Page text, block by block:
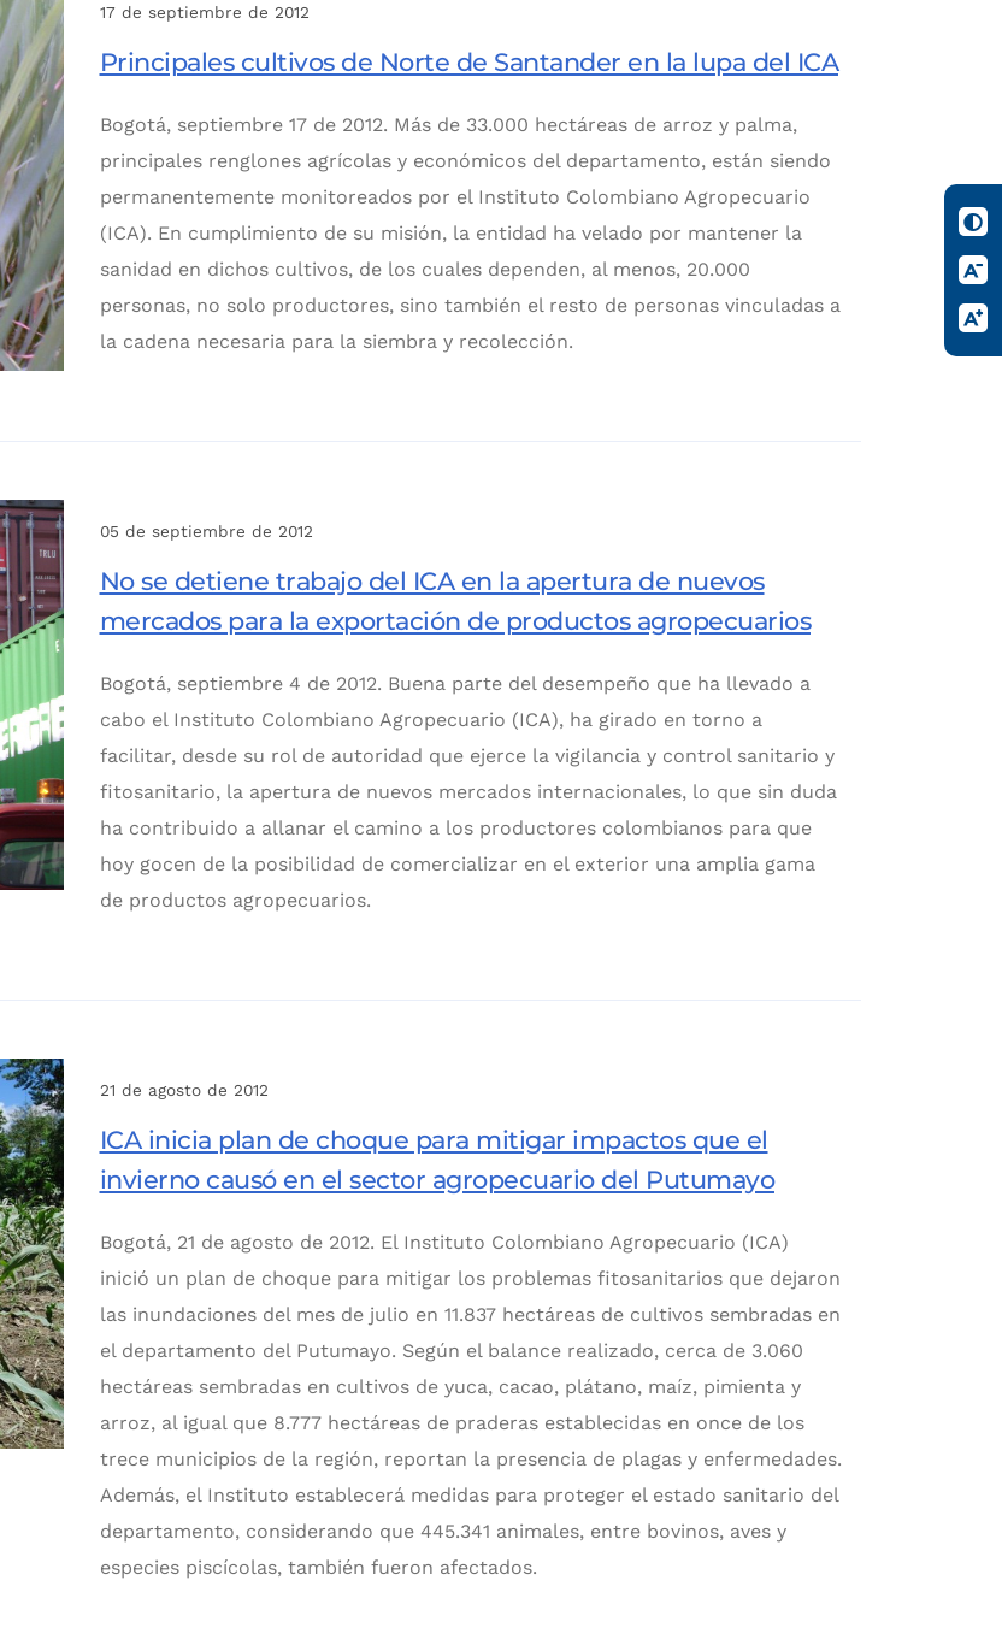
17 de septiembre de 2012
Principales cultivos de Norte de Santander en la lupa del ICA
Bogotá, septiembre 17 de 2012. Más de 33.000 hectáreas de arroz y palma,
principales renglones agrícolas y económicos del departamento, están siendo
permanentemente monitoreados por el Instituto Colombiano Agropecuario
(ICA). En cumplimiento de su misión, la entidad ha velado por mantener la
sanidad en dichos cultivos, de los cuales dependen, al menos, 20.000
personas, no solo productores, sino también el resto de personas vinculadas a
la cadena necesaria para la siembra y recolección.
05 de septiembre de 2012
No se detiene trabajo del ICA en la apertura de nuevos
mercados para la exportación de productos agropecuarios
Bogotá, septiembre 4 de 2012. Buena parte del desempeño que ha llevado a
cabo el Instituto Colombiano Agropecuario (ICA), ha girado en torno a
facilitar, desde su rol de autoridad que ejerce la vigilancia y control sanitario y
fitosanitario, la apertura de nuevos mercados internacionales, lo que sin duda
ha contribuido a allanar el camino a los productores colombianos para que
hoy gocen de la posibilidad de comercializar en el exterior una amplia gama
de productos agropecuarios.
21 de agosto de 2012
ICA inicia plan de choque para mitigar impactos que el
invierno causó en el sector agropecuario del Putumayo
Bogotá, 21 de agosto de 2012. El Instituto Colombiano Agropecuario (ICA)
inició un plan de choque para mitigar los problemas fitosanitarios que dejaron
las inundaciones del mes de julio en 11.837 hectáreas de cultivos sembradas en
el departamento del Putumayo. Según el balance realizado, cerca de 3.060
hectáreas sembradas en cultivos de yuca, cacao, plátano, maíz, pimienta y
arroz, al igual que 8.777 hectáreas de praderas establecidas en once de los
trece municipios de la región, reportan la presencia de plagas y enfermedades.
Además, el Instituto establecerá medidas para proteger el estado sanitario del
departamento, considerando que 445.341 animales, entre bovinos, aves y
especies piscícolas, también fueron afectados.